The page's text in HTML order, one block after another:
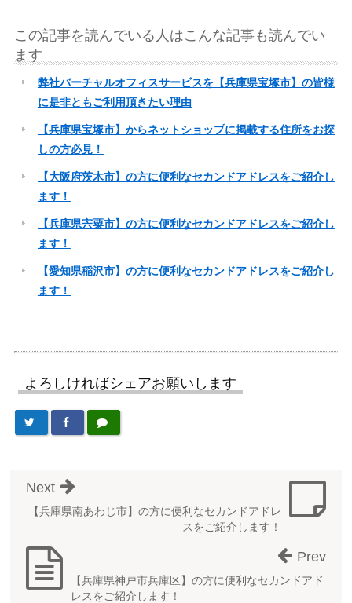
この記事を読んでいる人はこんな記事も読んでい
ます
弊社バーチャルオフィスサービスを【兵庫県宝塚市】の皆様
に是非ともご利用頂きたい理由
【兵庫県宝塚市】からネットショップに掲載する住所をお探
しの方必見！
【大阪府茨木市】の方に便利なセカンドアドレスをご紹介し
ます！
【兵庫県宍粟市】の方に便利なセカンドアドレスをご紹介し
ます！
【愛知県稲沢市】の方に便利なセカンドアドレスをご紹介し
ます！
よろしければシェアお願いします
【兵庫県南あわじ市】の方に便利なセカンドアドレ
スをご紹介します！
Next
【兵庫県神戸市兵庫区】の方に便利なセカンドアド
レスをご紹介します！
Prev